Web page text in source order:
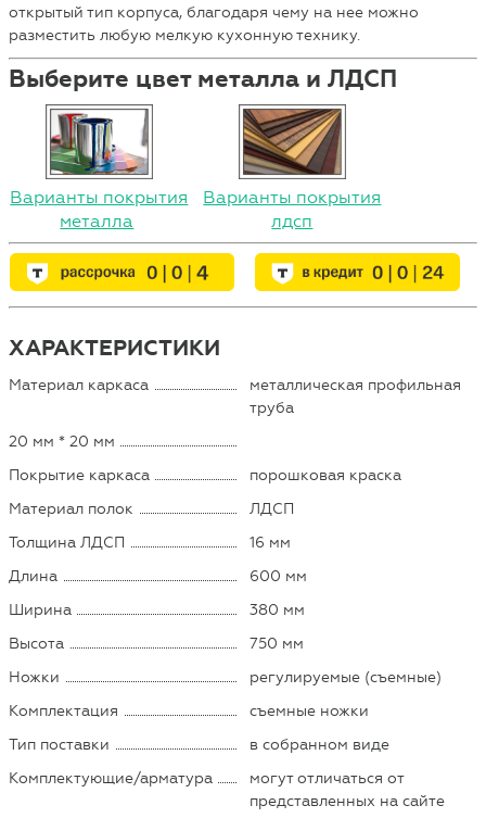
открытый тип корпуса, благодаря чему на нее можно
разместить любую мелкую кухонную технику.
Выберите цвет металла и ЛДСП
Варианты покрытия
металла
Варианты покрытия
лдсп
ХАРАКТЕРИСТИКИ
Материал каркаса
металлическая профильная
труба
20 мм * 20 мм
Покрытие каркаса
порошковая краска
Материал полок
ЛДСП
Толщина ЛДСП
16 мм
Длина
600 мм
Ширина
380 мм
Высота
750 мм
Ножки
регулируемые (съемные)
Комплектация
съемные ножки
Тип поставки
в собранном виде
Комплектующие/арматура
могут отличаться от
представленных на сайте